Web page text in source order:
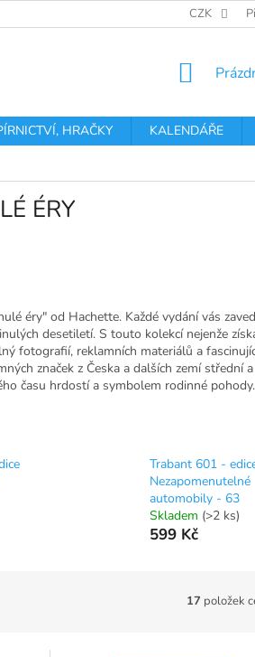
PODMÍNKY
CZK
HRAČKY KALENDÁŘE
ÉRY
éry" od Hachette. Každé vydání vás
desetiletí. S touto kolekcí nejenže
fotografií, reklamních materiálů a
značek z Česka a dalších zemí střední a
času hrdostí a symbolem rodinné pohody.
Trabant 601 -
Nezapomenutelné
automobily - 63
Skladem (>2 ks)
599 Kč
17 položek